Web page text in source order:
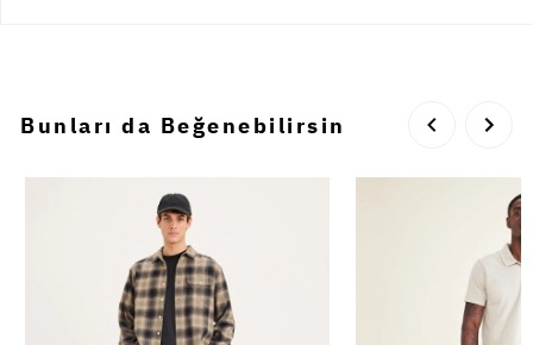
Bunları da Beğenebilirsin